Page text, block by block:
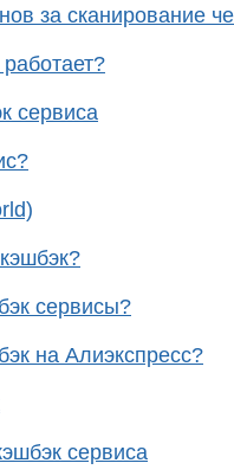
за сканирование
сервиса
сервисы?
на Алиэкспресс?
сервиса